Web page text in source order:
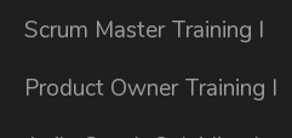
Scrum Master Training I
Product Owner Training I